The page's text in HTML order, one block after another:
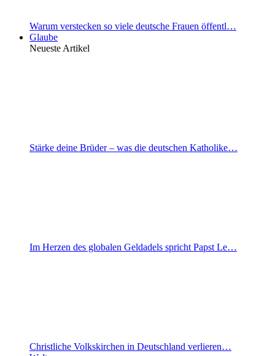
Warum verstecken so viele deutsche Frauen öffentl…
Glaube
Neueste Artikel
Stärke deine Brüder – was die deutschen Katholike…
Im Herzen des globalen Geldadels spricht Papst Le…
Christliche Volkskirchen in Deutschland verlieren…